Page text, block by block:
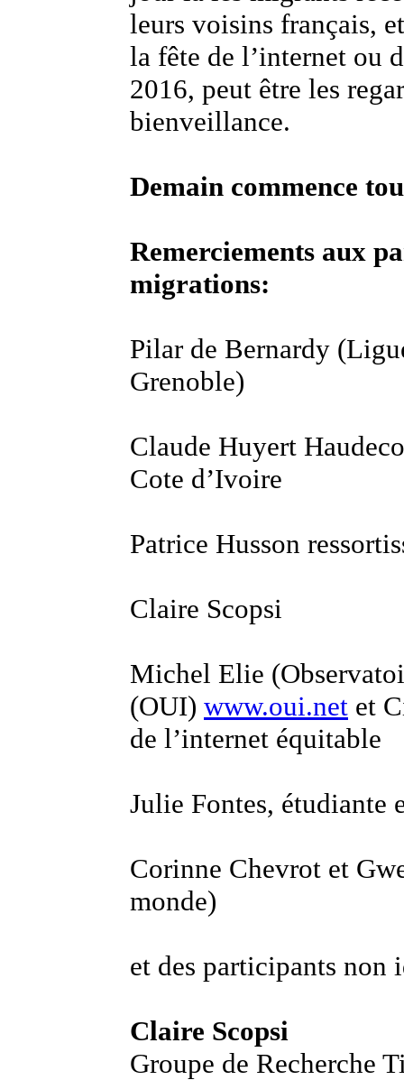
leurs voisins français,
la fête de l’internet ou
2016, peut être les
bienveillance.
Demain commence
Remerciements aux
migrations:
Pilar de Bernardy
Grenoble)
Claude Huyert
Cote d’Ivoire
Patrice Husson
Claire Scopsi
Michel Elie
(OUI) www.oui.net et
de l’internet équitable
Julie Fontes, étudiante
Corinne Chevrot et
monde)
et des participants non
Claire Scopsi
Groupe de Recherche